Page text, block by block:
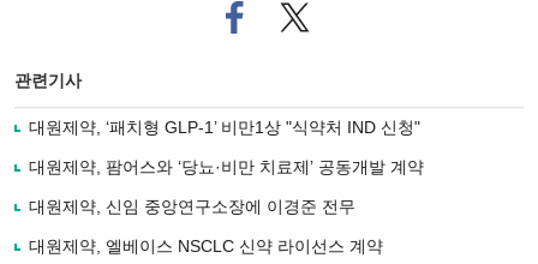
페
이
로
기
사
유
기
트위
터로
관련기사
대원제약, ‘패치형 GLP-1’ 비만1상 "식약처 IND 신청"
대원제약, 팜어스와 ‘당뇨·비만 치료제’ 공동개발 계약
대원제약, 신임 중앙연구소장에 이경준 전무
대원제약, 엘베이스 NSCLC 신약 라이선스 계약